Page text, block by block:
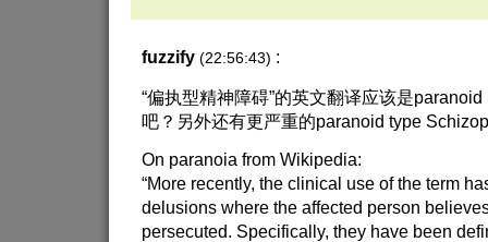
fuzzify (22:56:43) :
“偏执型精神障碍”的英文翻译应该是
吧？另外还有更严重的paranoid type
On paranoia from Wikipedia:
“More recently, the clinical use of the term
delusions where the affected person
persecuted. Specifically, they have been